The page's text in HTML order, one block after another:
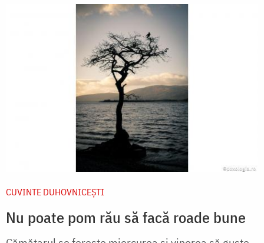
CUVINTE DUHOVNICEȘTI
Nu poate pom rău să facă roade bune